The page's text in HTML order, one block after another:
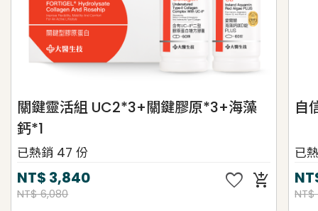
關鍵靈活組 UC2*3+關鍵膠原*3+海藻
鈣*1
已熱銷 47 份
NT$ 3,840
NT$ 6,080
favorite add_shopping_cart
自
已